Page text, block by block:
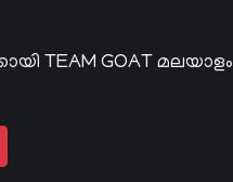
TEAM GOAT മലയാളം